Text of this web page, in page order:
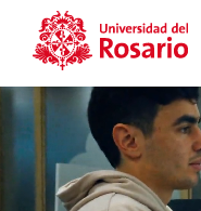
Pasar al contenido principal